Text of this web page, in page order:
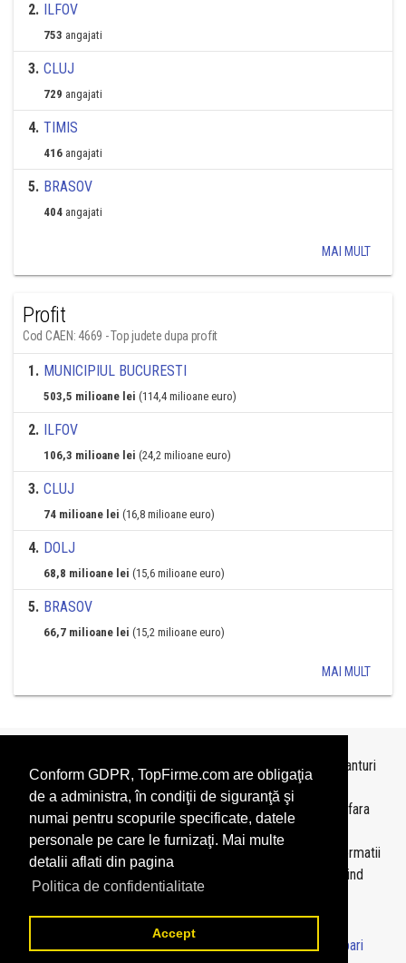
Conform GDPR, TopFirme.com are obligaţia
de a administra, în condiţii de siguranţă şi
numai pentru scopurile specificate, datele
personale pe care le furnizaţi. Mai multe
detalii aflati din pagina
Politica de confidentialitate
Accept
2. ILFOV
753 angajati
3. CLUJ
729 angajati
4. TIMIS
416 angajati
5. BRASOV
404 angajati
MAI MULT
Profit
Cod CAEN: 4669 - Top judete dupa profit
1. MUNICIPIUL BUCURESTI
503,5 milioane lei (114,4 milioane euro)
2. ILFOV
106,3 milioane lei (24,2 milioane euro)
3. CLUJ
74 milioane lei (16,8 milioane euro)
4. DOLJ
68,8 milioane lei (15,6 milioane euro)
5. BRASOV
66,7 milioane lei (15,2 milioane euro)
MAI MULT
Topurile sunt realizate deTopFirme
pe baza ultimelor bilanturi
depuse si au scop informativ.
Este interzisa folosirea topurilor fara acordul TopFirme si fara
precizarea sursei.
Daca doriti sa achizitionati
topuri personalizate
sau informatii
despre agentii economici va rugam sa ne contactati folosind
sectiunea Contact
© 2026 - TopFirme -Termeni si conditii-Contact-Intrebari